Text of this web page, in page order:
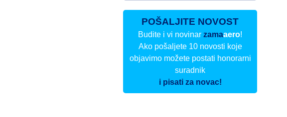
POŠALJITE NOVOST
Budite i vi novinarzamaaero!
Ako pošaljete 10 novosti koje
objavimo možete postati honorarni
suradnik
i pisati za novac!